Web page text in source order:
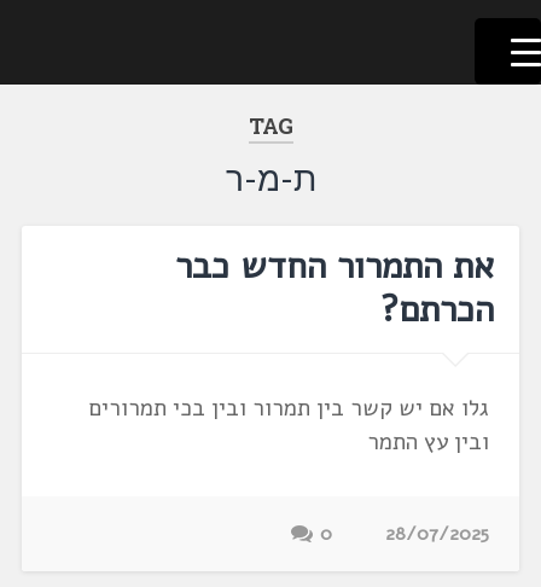
דלג
לתוכן
לשוניאדה
עברית. לשון. שפה
TAG
ת-מ-ר
את התמרור החדש כבר
הכרתם?
גלו אם יש קשר בין תמרור ובין בכי תמרורים
ובין עץ התמר
28/07/2025
0